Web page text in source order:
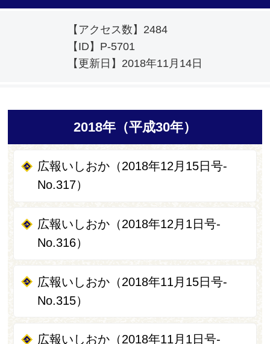
【アクセス数】 2484
【ID】 P-5701
【更新日】 2018年11月14日
2018年（平成30年）
広報いしおか（2018年12月15日号-
No.317）
広報いしおか（2018年12月1日号-
No.316）
広報いしおか（2018年11月15日号-
No.315）
広報いしおか（2018年11月1日号-